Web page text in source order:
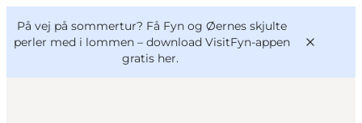
På vej på sommertur? Få Fyn og Øernes skjulte
perler med i lommen – download VisitFyn-appen
gratis her.
VisitFyn
Deutsch